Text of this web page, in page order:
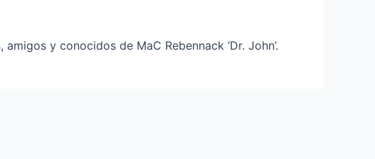
y conocidos de MaC Rebennack ‘Dr. John’.